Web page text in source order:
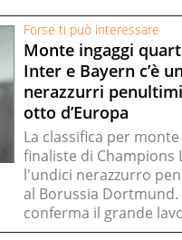
Forse ti può interessare
Monte ingaggi
Inter e Bayern c’è
nerazzurri
otto d’Europa
La classifica per
finaliste di Champions
l'undici nerazzurro
al Borussia Dortmund.
conferma il grande